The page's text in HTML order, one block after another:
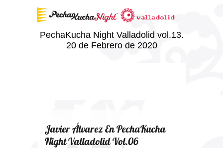
PechaKucha Night Valladolid vol.13.
20 de Febrero de 2020
Javier Álvarez En PechaKucha
Night Valladolid Vol.06